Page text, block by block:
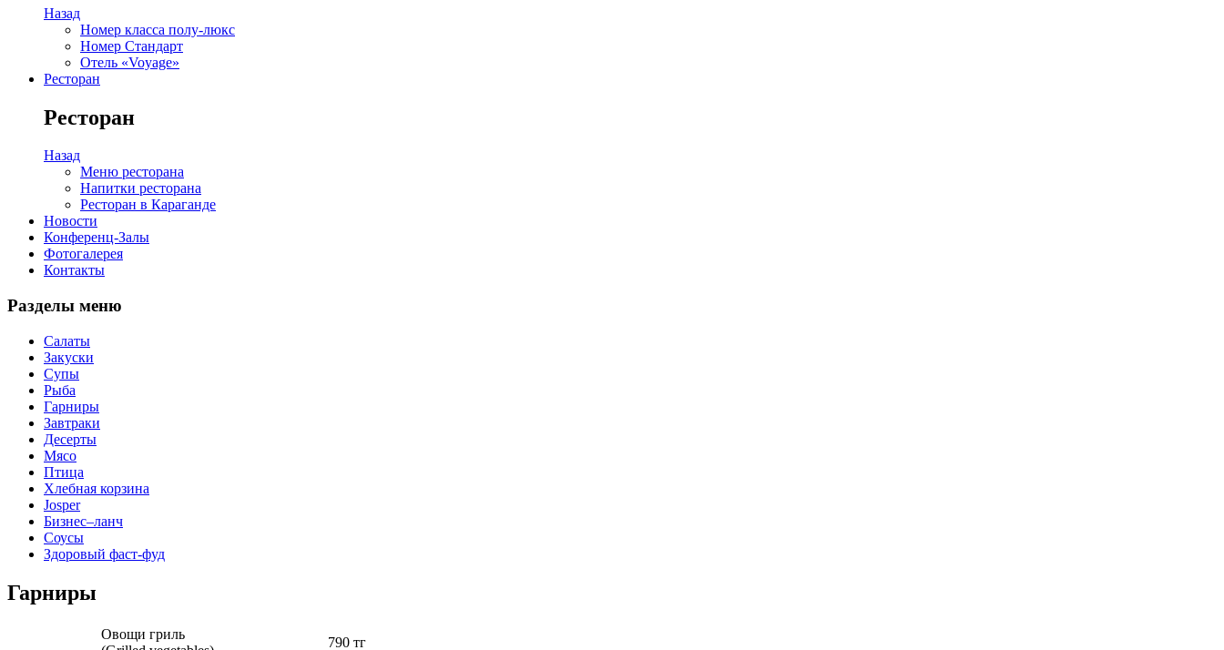
Назад
Номер класса полу-люкс
Номер Стандарт
Отель «Voyage»
Ресторан
Ресторан
Назад
Меню ресторана
Напитки ресторана
Ресторан в Караганде
Новости
Конференц-Залы
Фотогалерея
Контакты
Разделы меню
Салаты
Закуски
Супы
Рыба
Гарниры
Завтраки
Десерты
Мясо
Птица
Хлебная корзина
Josper
Бизнес–ланч
Соусы
Здоровый фаст-фуд
Гарниры
Овощи гриль
790 тг